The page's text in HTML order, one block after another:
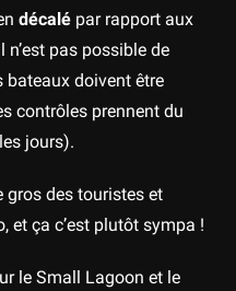
décalé par rapport aux
pas possible de
bateaux doivent être
contrôles prennent du
jours).
gros des touristes et
et ça c’est plutôt sympa !
le Small Lagoon et le